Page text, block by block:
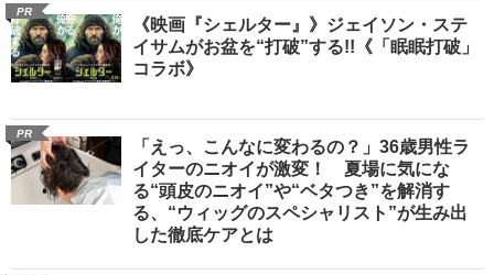
PR
《映画『シェルター』》ジェイソン・ステ
イサムがお盆を“打破”する!!《「眠眠打破」
コラボ》
PR
「えっ、こんなに変わるの？」36歳男性ラ
イターのニオイが激変！ 夏場に気にな
る“頭皮のニオイ”や“ベタつき”を解消す
る、“ウィッグのスペシャリスト”が生み出
した徹底ケアとは